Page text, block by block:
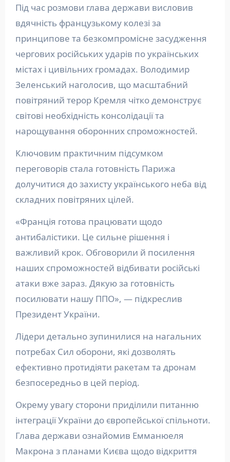
Під час розмови глава держави висловив
вдячність французькому колезі за
принципове та безкомпромісне засудження
чергових російських ударів по українських
містах і цивільних громадах. Володимир
Зеленський наголосив, що масштабний
повітряний терор Кремля чітко демонструє
світові необхідність консолідації та
нарощування оборонних спроможностей.
Ключовим практичним підсумком
переговорів стала готовність Парижа
долучитися до захисту українського неба від
складних повітряних цілей.
«Франція готова працювати щодо
антибалістики. Це сильне рішення і
важливий крок. Обговорили й посилення
наших спроможностей відбивати російські
атаки вже зараз. Дякую за готовність
посилювати нашу ППО», — підкреслив
Президент України.
Лідери детально зупинилися на нагальних
потребах Сил оборони, які дозволять
ефективно протидіяти ракетам та дронам
безпосередньо в цей період.
Окрему увагу сторони приділили питанню
інтеграції України до європейської спільноти.
Глава держави ознайомив Емманюеля
Макрона з планами Києва щодо відкриття